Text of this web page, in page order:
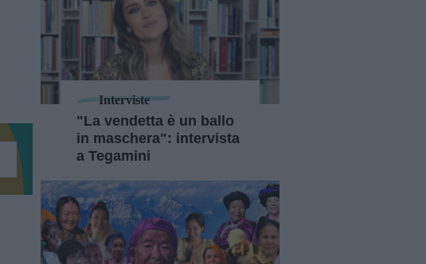
Interviste
"La vendetta è un ballo
in maschera": intervista
a Tegamini